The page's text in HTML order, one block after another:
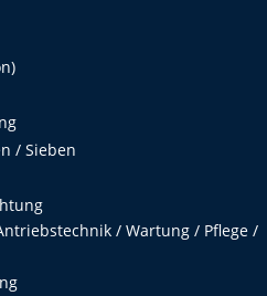
/ Sieben
/ Wartung / Pflege /